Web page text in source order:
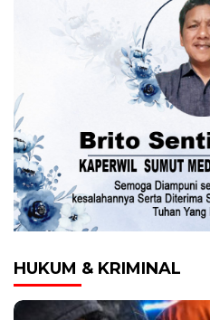
HUKUM & KRIMINAL